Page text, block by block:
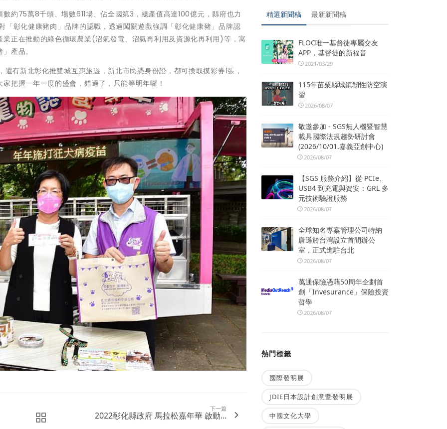
約75萬8千頭、場數611場、佔全國第3，總產值高達100億元，縣府也力
彰化健康豬肉」品牌的認職，透過闖關遊戲強調「彰化健康豬」品牌認
正在推動的綠色循環農業(沼氣發電、沼氣再利用及資源化再利用)等，寓
產品。
有新北彰化推雙城互惠旅遊，新北市民憑身份證，都可換取摸彩券1張，
把握一年一度的盛會，錯過了，只能等明年囉！
下一篇
2022彰化縣政府 馬拉松嘉年華 啟動...
精選新聞稿 最新新聞稿
FLOC唯一基督徒專屬交友
APP，基督徒的新福音
2021/03/29
115年苗栗縣城鎮韌性防空演
習
2026/08/07
敬邀參加 - SGS無人機暨智慧
載具國際法規趨勢研討會
(2026/10/01.嘉義亞創中心)
2026/08/07
【SGS 服務介紹】從 PCIe、
USB4 到充電與資安：GRL 多
元技術驗證服務
2026/08/07
全球知名專案管理公司特納
唐遜於台灣設立首間辦公
室，正式進駐台北
2026/08/07
萬通保險憑藉50周年企劃首
創「Invesurance」保險投資
哲學
2026/08/07
熱門標籤
國際發明展
JDIE日本設計創意暨發明展
中國文化大學